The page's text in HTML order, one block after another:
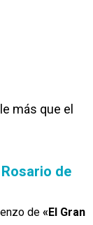
más que el
de
de «El Gran